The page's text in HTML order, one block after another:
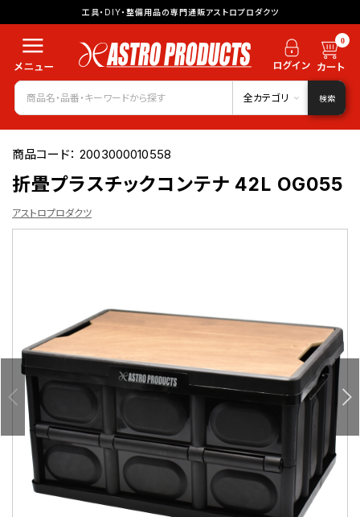
工具・DIY・整備用品の専門通販アストロプロダクツ
0
全カテゴリ 検索
商品コード：2003000010558
折畳プラスチックコンテナ 42L OG055
アストロプロダクツ